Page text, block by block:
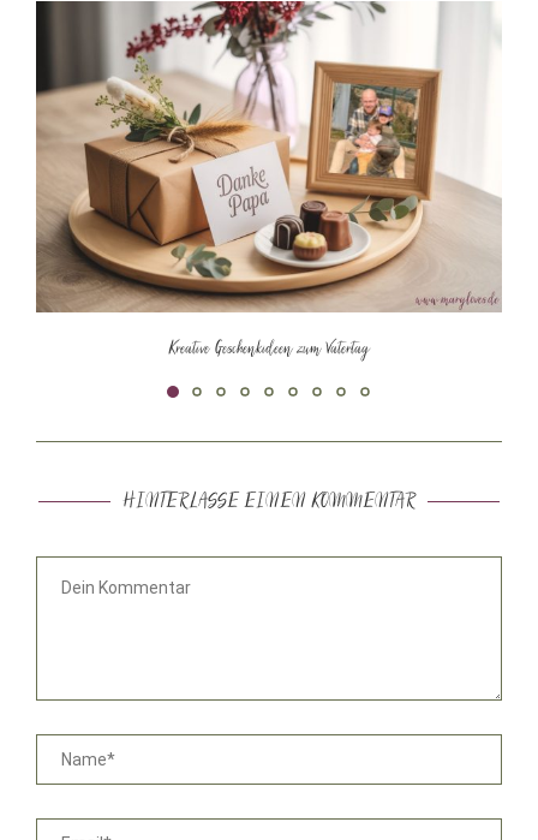
Kreative Geschenkideen zum Vatertag
HINTERLASSE EINEN KOMMENTAR